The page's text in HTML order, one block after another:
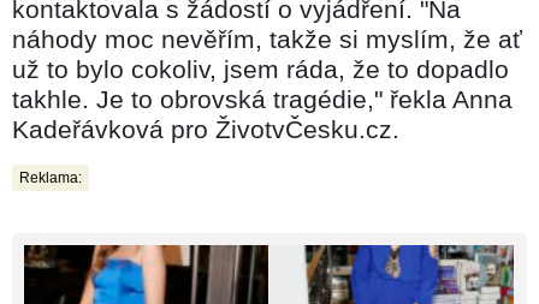
kontaktovala s žádostí o vyjádření. "Na
náhody moc nevěřím, takže si myslím, že ať
už to bylo cokoliv, jsem ráda, že to dopadlo
takhle. Je to obrovská tragédie," řekla Anna
Kadeřávková pro ŽivotvČesku.cz.
Reklama: